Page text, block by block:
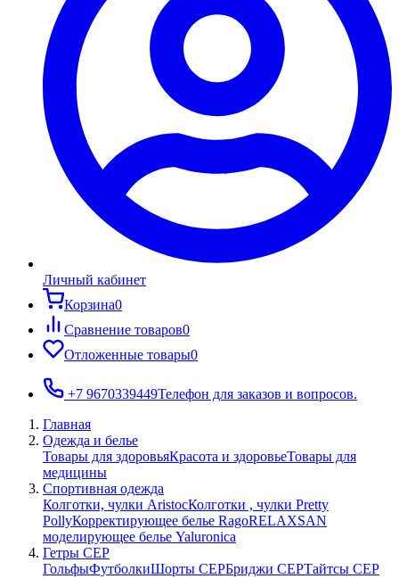
Личный кабинет
Корзина0
Сравнение товаров0
Отложенные товары0
+7 9670339449Телефон для заказов и вопросов.
Главная
Одежда и белье
Товары для здоровьяКрасота и здоровьеТовары для
медицины
Спортивная одежда
Колготки, чулки AristocКолготки , чулки Pretty
PollyКорректирующее белье RagoRELAXSAN
моделирующее белье Yaluroniсa
Гетры CEP
ГольфыФутболкиШорты CEPБриджи CEPТайтсы CEP